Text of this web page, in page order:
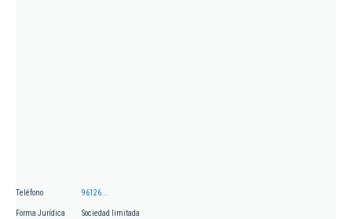
Teléfono 96126...
Forma Jurídica Sociedad limitada